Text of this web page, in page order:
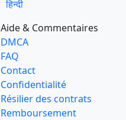
हिन्दी
Aide & Commentaires
DMCA
FAQ
Contact
Confidentialité
Résilier des contrats
Remboursement